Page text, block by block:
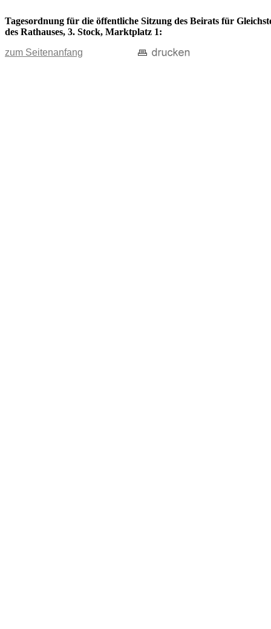
Tagesordnung für die öffentliche Sitzung des Beirats für
des Rathauses, 3. Stock, Marktplatz 1:
zum Seitenanfang